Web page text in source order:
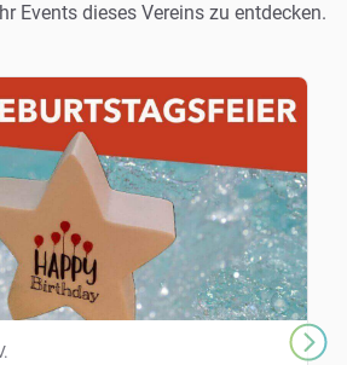
Events dieses Vereins zu entdecken.